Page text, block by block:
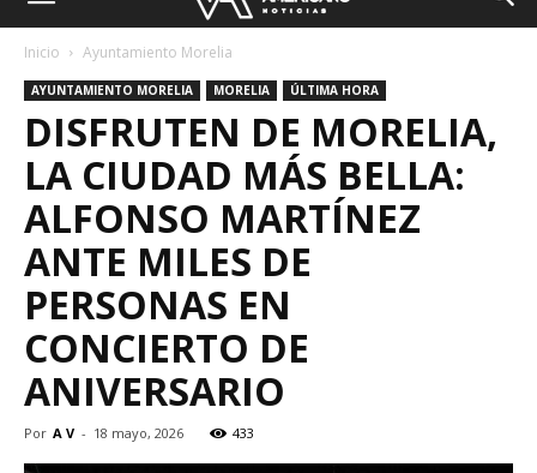
Inicio Ayuntamiento Morelia
AYUNTAMIENTO MORELIA MORELIA ÚLTIMA HORA
DISFRUTEN DE MORELIA,
LA CIUDAD MÁS BELLA:
ALFONSO MARTÍNEZ
ANTE MILES DE
PERSONAS EN
CONCIERTO DE
ANIVERSARIO
Por A V - 18 mayo, 2026 433